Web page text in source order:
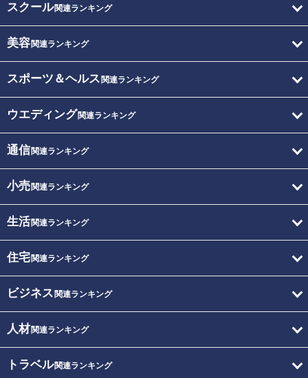
スクール関連ランキング
美容関連ランキング
スポーツ＆ヘルス 関連ランキング
ウエディング関連ランキング
通信関連ランキング
小売関連ランキング
生活関連ランキング
住宅関連ランキング
ビジネス 関連ランキング
人材関連ランキング
トラベル関連ランキング